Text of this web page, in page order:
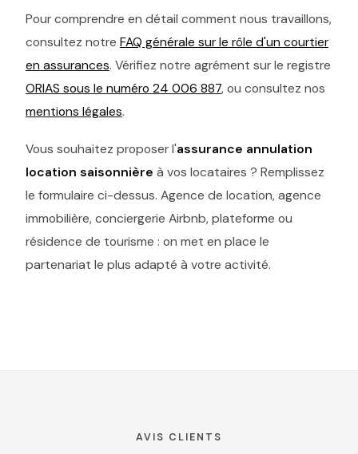
Pour comprendre en détail comment nous travaillons,
consultez notre FAQ générale sur le rôle d'un courtier
en assurances. Vérifiez notre agrément sur le registre
ORIAS sous le numéro 24 006 887, ou consultez nos
mentions légales.
Vous souhaitez proposer l'assurance annulation
location saisonnière à vos locataires ? Remplissez
le formulaire ci-dessus. Agence de location, agence
immobilière, conciergerie Airbnb, plateforme ou
résidence de tourisme : on met en place le
partenariat le plus adapté à votre activité.
AVIS CLIENTS